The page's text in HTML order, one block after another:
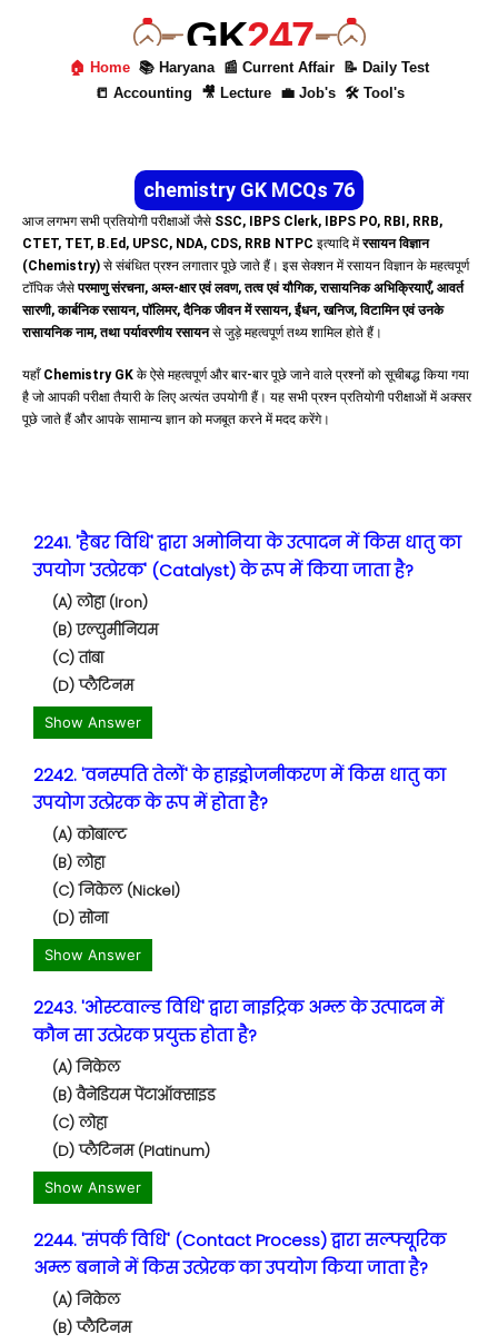
GK247
🏠 Home 📚 Haryana 📰 Current Affair
📝 Daily Test
📒 Accounting
🎥 Lecture 💼 Job's 🛠 Tool's
chemistry GK MCQs 76
आज लगभग सभी प्रतियोगी परीक्षाओं जैसे SSC, IBPS Clerk, IBPS PO, RBI, RRB,
CTET, TET, B.Ed, UPSC, NDA, CDS, RRB NTPC इत्यादि मेंरसायन विज्ञान
(Chemistry) से संबंधित प्रश्न लगातार पूछे जाते हैं। इस सेक्शन में रसायन विज्ञान के महत्वपूर्ण
टॉपिक जैसेपरमाणु संरचना, अम्ल-क्षार एवं लवण, तत्व एवं यौगिक, रासायनिक अभिक्रियाएँ, आवर्त
सारणी, कार्बनिक रसायन, पॉलिमर, दैनिक जीवन में रसायन, ईंधन, खनिज, विटामिन एवं उनके
रासायनिक नाम, तथा पर्यावरणीय रसायनसे जुड़े महत्वपूर्ण तथ्य शामिल होते हैं।
यहाँ Chemistry GK के ऐसे महत्वपूर्ण और बार-बार पूछे जाने वाले प्रश्नों को सूचीबद्ध किया गया
है जो आपकी परीक्षा तैयारी के लिए अत्यंत उपयोगी हैं। यह सभी प्रश्न प्रतियोगी परीक्षाओं में अक्सर
पूछे जाते हैं और आपके सामान्य ज्ञान को मजबूत करने में मदद करेंगे।
2241. 'हैबर विधि' द्वारा अमोनिया के उत्पादन में किस धातु का
उपयोग 'उत्प्रेरक' (Catalyst) के रूप में किया जाता है?
(A) लोहा (Iron)
(B) एल्युमीनियम
(C) तांबा
(D) प्लैटिनम
Show Answer
2242. 'वनस्पति तेलों' के हाइड्रोजनीकरण में किस धातु का
उपयोग उत्प्रेरक के रूप में होता है?
(A) कोबाल्ट
(B) लोहा
(C) निकेल (Nickel)
(D) सोना
Show Answer
2243. 'ओस्टवाल्ड विधि' द्वारा नाइट्रिक अम्ल के उत्पादन में
कौन सा उत्प्रेरक प्रयुक्त होता है?
(A) निकेल
(B) वैनेडियम पेंटाऑक्साइड
(C) लोहा
(D) प्लैटिनम (Platinum)
Show Answer
2244. 'संपर्क विधि' (Contact Process) द्वारा सल्फ्यूरिक
अम्ल बनाने में किस उत्प्रेरक का उपयोग किया जाता है?
(A) निकेल
(B) प्लैटिनम